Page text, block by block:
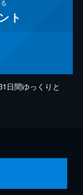
ト
日間ゆっくりと